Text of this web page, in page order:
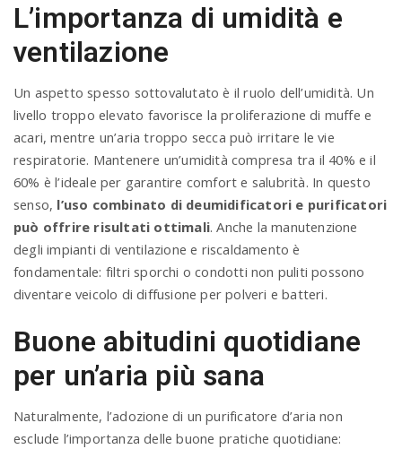
L’importanza di umidità e
ventilazione
Un aspetto spesso sottovalutato è il ruolo dell’umidità. Un
livello troppo elevato favorisce la proliferazione di muffe e
acari, mentre un’aria troppo secca può irritare le vie
respiratorie. Mantenere un’umidità compresa tra il 40% e il
60% è l’ideale per garantire comfort e salubrità. In questo
senso, l’uso combinato di deumidificatori e purificatori
può offrire risultati ottimali. Anche la manutenzione
degli impianti di ventilazione e riscaldamento è
fondamentale: filtri sporchi o condotti non puliti possono
diventare veicolo di diffusione per polveri e batteri.
Buone abitudini quotidiane
per un’aria più sana
Naturalmente, l’adozione di un purificatore d’aria non
esclude l’importanza delle buone pratiche quotidiane: